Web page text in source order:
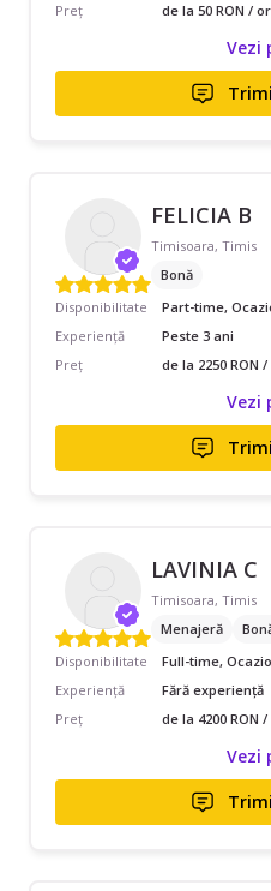
Preț
de la 50 RON /
Vezi
FELICIA B
Timisoara, Timis
Bonă
Disponibilitate
Part-time,
Experiență
Peste 3 ani
Preț
de la 2250 RON
Vezi
LAVINIA C
Timisoara, Timis
Menajeră
Disponibilitate
Full-time,
Experiență
Fără experiență
Preț
de la 4200 RON
Vezi